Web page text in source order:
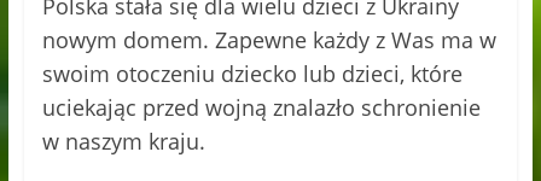
Polska stała się dla wielu dzieci z Ukrainy
nowym domem. Zapewne każdy z Was ma w
swoim otoczeniu dziecko lub dzieci, które
uciekając przed wojną znalazło schronienie
w naszym kraju.